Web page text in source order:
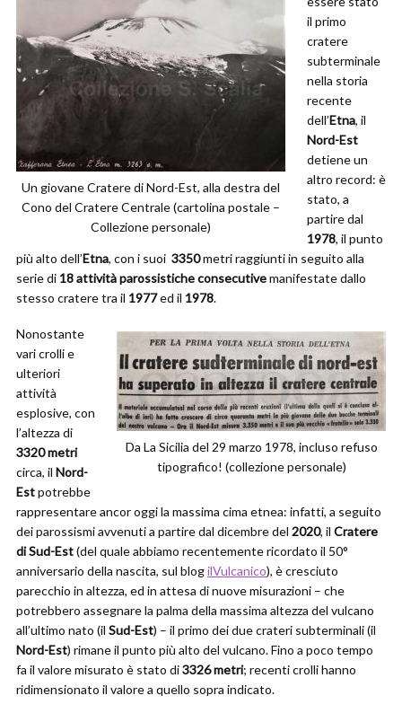
Un giovane Cratere di Nord-Est, alla destra del
Cono del Cratere Centrale (cartolina postale –
Collezione personale)
il primo
cratere
subterminale
nella storia
recente
dell’Etna, il
Nord-Est
detiene un
altro record: è
stato, a
partire dal
1978, il punto
più alto dell’Etna, con i suoi 3350metri raggiunti in seguito alla
serie di 18 attività parossistiche consecutivemanifestate dallo
stesso cratere tra il 1977ed il 1978.
Da La Sicilia del 29 marzo 1978, incluso refuso
tipografico! (collezione personale)
Nonostante
vari crolli e
ulteriori
attività
esplosive, con
l’altezza di
3320 metri
circa, il Nord-
Estpotrebbe
rappresentare ancor oggi la massima cima etnea: infatti, a seguito
dei parossismi avvenuti a partire dal dicembre del 2020, il Cratere
di Sud-Est(del quale abbiamo recentemente ricordato il 50°
anniversario della nascita, sul blogilVulcanico), è cresciuto
parecchio in altezza, ed in attesa di nuove misurazioni – che
potrebbero assegnare la palma della massima altezza del vulcano
all’ultimo nato (il Sud-Est) – il primo dei due crateri subterminali (il
Nord-Est) rimane il punto più alto del vulcano. Fino a poco tempo
fa il valore misurato è stato di3326 metri; recenti crolli hanno
ridimensionato il valore a quello sopra indicato.